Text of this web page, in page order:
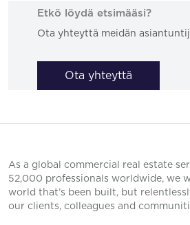
Etkö löydä etsimääsi?
Ota yhteyttä meidän
Ota yhteyttä
As a global commercial real estate
52,000 professionals worldwide, we
world that’s been built, but
our clients, colleagues and